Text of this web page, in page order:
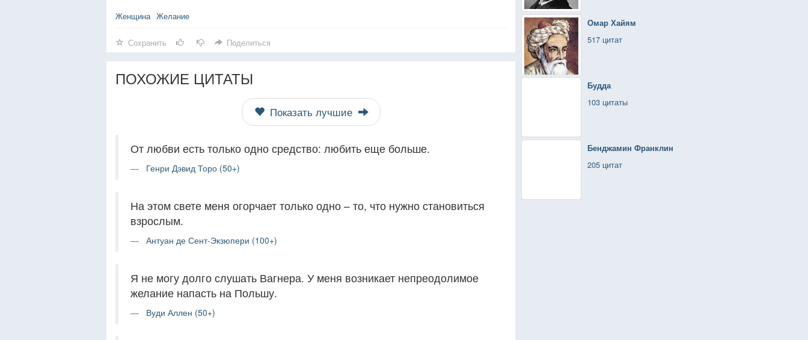
Омар Хайям
517 цитат
Будда
103 цитаты
Бенджамин Франклин
205 цитат
Женщина Желание
Сохранить Поделиться
ПОХОЖИЕ ЦИТАТЫ
Показать лучшие
От любви есть только одно средство: любить еще больше.
Генри Дэвид Торо (50+)
На этом свете меня огорчает только одно – то, что нужно становиться
взрослым.
Антуан де Сент-Экзюпери (100+)
Я не могу долго слушать Вагнера. У меня возникает непреодолимое
желание напасть на Польшу.
Вуди Аллен (50+)